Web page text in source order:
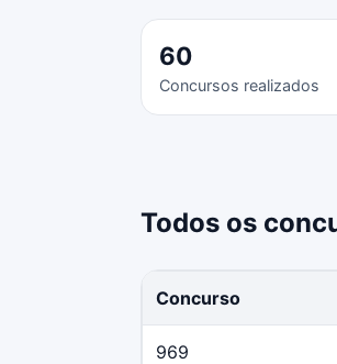
60
Concursos realizados
Todos os
Concurso
969